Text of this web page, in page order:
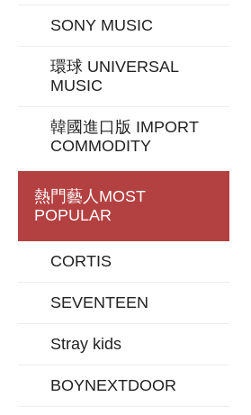
SONY MUSIC
環球 UNIVERSAL
MUSIC
韓國進口版 IMPORT
COMMODITY
熱門藝人 MOST
POPULAR
CORTIS
SEVENTEEN
Stray kids
BOYNEXTDOOR